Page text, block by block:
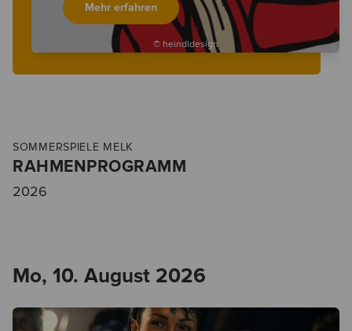
© heindldesign
Mehr erfahren
SOMMERSPIELE MELK
RAHMENPROGRAMM
2026
Mo, 10. August 2026